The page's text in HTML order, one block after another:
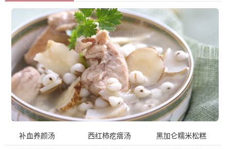
补血养颜汤 西红柿疙瘩汤 黑加仑糯米松糕